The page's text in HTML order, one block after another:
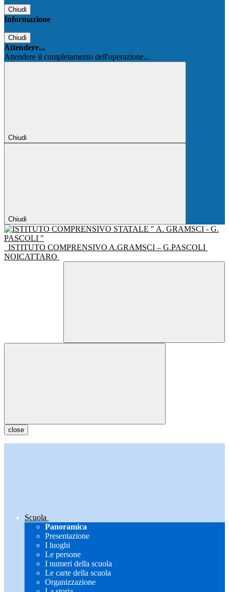
Chiudi
Informazione
Chiudi
Attendere...
Attendere il completamento dell'operazione...
Chiudi
Chiudi
ISTITUTO COMPRENSIVO A.GRAMSCI – G.PASCOLI
NOICATTARO
close
Scuola
Panoramica
Presentazione
I luoghi
Le persone
I numeri della scuola
Le carte della scuola
Organizzazione